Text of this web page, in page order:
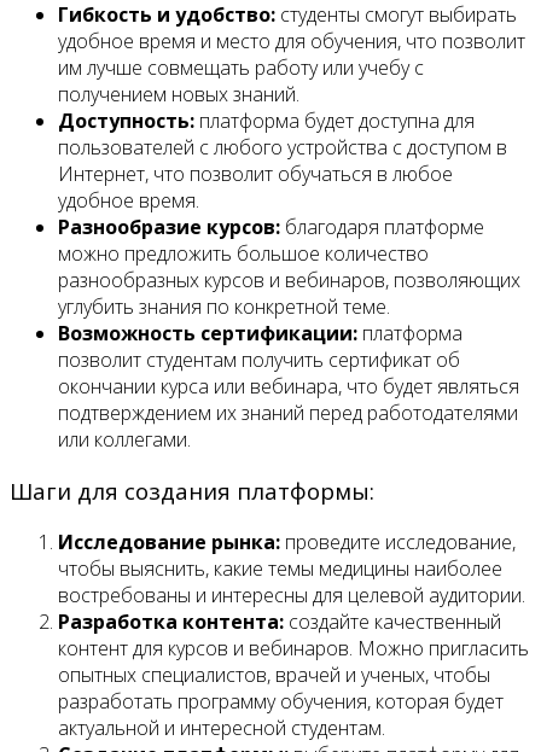
Гибкость и удобство: студенты смогут выбирать
удобное время и место для обучения, что позволит
им лучше совмещать работу или учебу с
получением новых знаний.
Доступность: платформа будет доступна для
пользователей с любого устройства с доступом в
Интернет, что позволит обучаться в любое
удобное время.
Разнообразие курсов: благодаря платформе
можно предложить большое количество
разнообразных курсов и вебинаров, позволяющих
углубить знания по конкретной теме.
Возможность сертификации: платформа
позволит студентам получить сертификат об
окончании курса или вебинара, что будет являться
подтверждением их знаний перед работодателями
или коллегами.
Шаги для создания платформы:
Исследование рынка: проведите исследование,
чтобы выяснить, какие темы медицины наиболее
востребованы и интересны для целевой аудитории.
Разработка контента: создайте качественный
контент для курсов и вебинаров. Можно пригласить
опытных специалистов, врачей и ученых, чтобы
разработать программу обучения, которая будет
актуальной и интересной студентам.